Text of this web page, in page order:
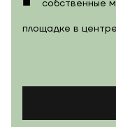
собственные
площадке в